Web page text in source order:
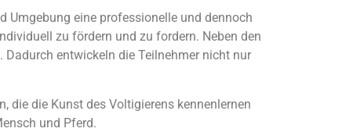
Umgebung eine professionelle und dennoch
zu fördern und zu fordern. Neben den
entwickeln die Teilnehmer nicht nur
die die Kunst des Voltigierens kennenlernen
und Pferd.